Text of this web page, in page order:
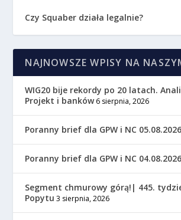
Czy Squaber działa legalnie?
NAJNOWSZE WPISY NA
WIG20 bije rekordy po 20 latach.
Projekt i banków 6 sierpnia, 2026
Poranny brief dla GPW i NC 05.08.2026
Poranny brief dla GPW i NC 04.08.2026
Segment chmurowy górą!| 445.
Popytu 3 sierpnia, 2026